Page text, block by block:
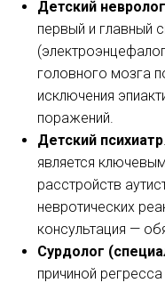
Детский
первый и главный
головного мозга
исключения
поражений.
Детский психиатр
является
расстройств
невротических
консультация —
Сурдолог
причиной